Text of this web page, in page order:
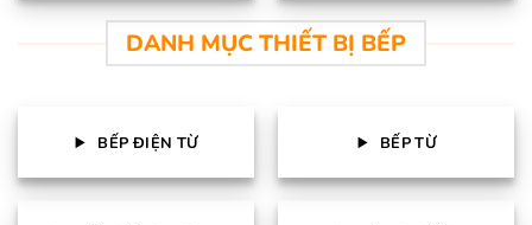
DANH MỤC THIẾT BỊ BẾP
BẾP ĐIỆN TỪ BẾP TỪ